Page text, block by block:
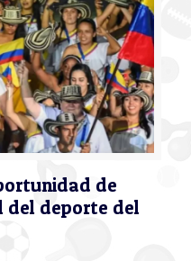
de
del deporte del